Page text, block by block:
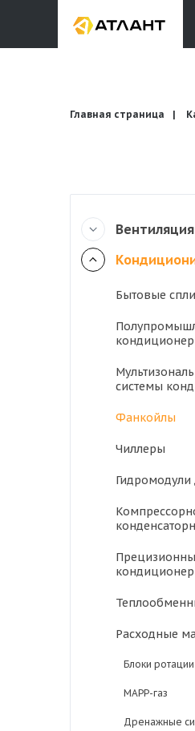
Отопление и
Главная страница
Вентиляция
Бытовые
системы
Фанкойлы
Чиллеры
Гидромодули
Расходные
Блоки ротации
MAPP-газ
Дренажные